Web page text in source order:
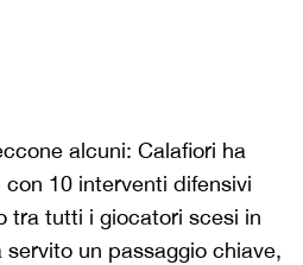
alcuni: Calafiori ha
10 interventi difensivi
tra tutti i giocatori scesi in
servito un passaggio chiave,